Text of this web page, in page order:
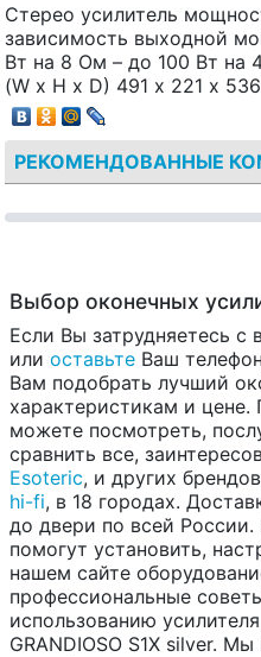
Стерео усилитель
зависимость выходной
Вт на 8 Ом – до 100 Вт на
(W x H x D) 491 х 221 х
РЕКОМЕНДОВАННЫЕ
Выбор оконечных
Если Вы затрудняетесь с
или оставьте Ваш
Вам подобрать лучший
характеристикам и
можете посмотреть,
сравнить все,
Esoteric, и других
hi-fi, в 18 городах.
до двери по всей
помогут установить,
нашем сайте
профессиональные
использованию
GRANDIOSO S1X silver.